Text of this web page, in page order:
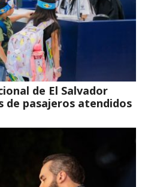
de El Salvador
de pasajeros atendidos